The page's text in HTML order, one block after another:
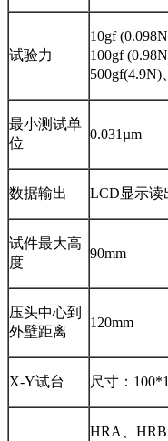
试验力
10gf
100gf
500gf(4.9N)
最小测试单
位
0.031µm
数据输出 LCD显示读
试件最大高
度
90mm
压头中心到
外壁距离
120mm
X-Y试台 尺寸：
HRA、